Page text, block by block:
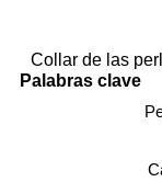
Collar de las
Palabras clave